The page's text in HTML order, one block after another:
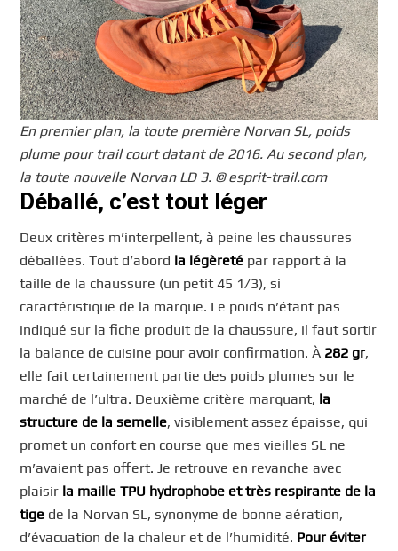
En premier plan, la toute première Norvan SL, poids
plume pour trail court datant de 2016. Au second plan,
la toute nouvelle Norvan LD 3. © esprit-trail.com
Déballé, c’est tout léger
Deux critères m’interpellent, à peine les chaussures
déballées. Tout d’abord la légèreté par rapport à la
taille de la chaussure (un petit 45 1/3), si
caractéristique de la marque. Le poids n’étant pas
indiqué sur la fiche produit de la chaussure, il faut sortir
la balance de cuisine pour avoir confirmation. À 282 gr,
elle fait certainement partie des poids plumes sur le
marché de l’ultra. Deuxième critère marquant, la
structure de la semelle, visiblement assez épaisse, qui
promet un confort en course que mes vieilles SL ne
m’avaient pas offert. Je retrouve en revanche avec
plaisir la maille TPU hydrophobe et très respirante de la
tige de la Norvan SL, synonyme de bonne aération,
d’évacuation de la chaleur et de l’humidité. Pour éviter